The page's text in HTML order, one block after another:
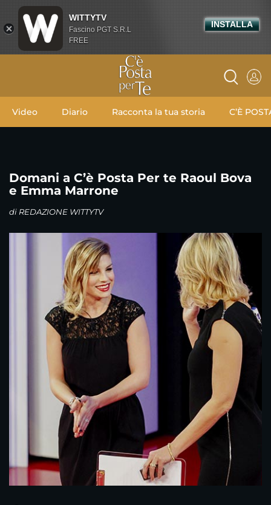
Video Diario Racconta la tua storia C’È
Domani a C’è Posta Per te Raoul Bova
e Emma Marrone
di REDAZIONE WITTYTV
WITTYTV
Fascino PGT S.R.L
FREE
INSTALLA